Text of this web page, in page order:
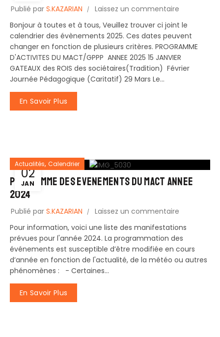
Publié par S.KAZARIAN
Laissez un commentaire
Bonjour à toutes et à tous, Veuillez trouver ci joint le
calendrier des évènements 2025. Ces dates peuvent
changer en fonction de plusieurs critères. PROGRAMME
D'ACTIVITES DU MACT/GPPP ANNEE 2025 15 JANVIER
GATEAUX des ROIS des sociétaires(Tradition) Février
Journée Pédagogique (Caritatif) 29 Mars Le...
En Savoir Plus
02
JAN
Actualités, Calendrier
PROGRAMME DES EVENEMENTS DU MACT ANNEE
2024
Publié par S.KAZARIAN
Laissez un commentaire
Pour information, voici une liste des manifestations
prévues pour l'année 2024. La programmation des
événements est susceptible d’être modifiée en cours
d’année en fonction de l'actualité, de la météo ou autres
phénomènes : - Certaines...
En Savoir Plus